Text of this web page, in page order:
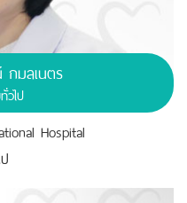
มลเนตร
วไป
Hospital